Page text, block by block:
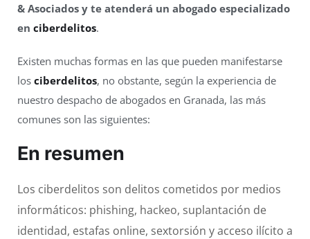
& Asociados y te atenderá un abogado especializado
en ciberdelitos.
Existen muchas formas en las que pueden manifestarse
los ciberdelitos, no obstante, según la experiencia de
nuestro despacho de abogados en Granada, las más
comunes son las siguientes:
En resumen
Los ciberdelitos son delitos cometidos por medios
informáticos: phishing, hackeo, suplantación de
identidad, estafas online, sextorsión y acceso ilícito a